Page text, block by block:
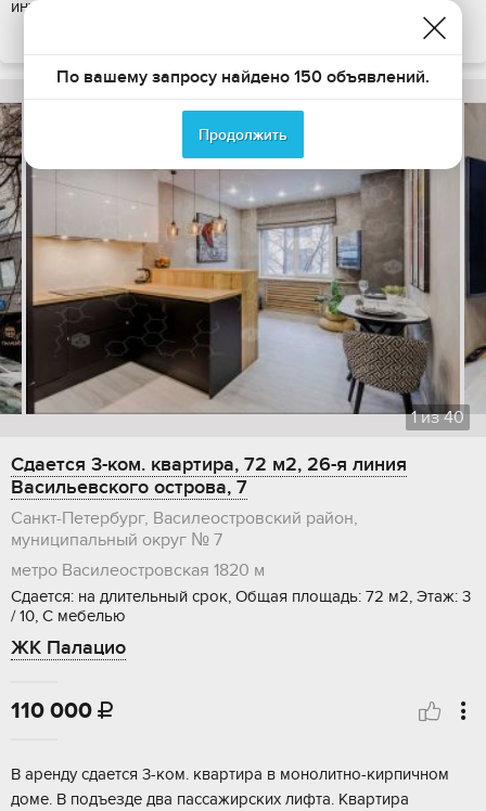
интернет.
1из40
Сдается 3-ком. квартира, 72 м2, 26-я линия
Васильевского острова, 7
Санкт-Петербург, Василеостровский район,
муниципальный округ № 7
метро Василеостровская 1820 м
Сдается: на длительный срок, Общая площадь: 72 м2, Этаж: 3
/ 10, С мебелью
ЖК Палацио
110 000 
В аренду сдается 3-ком. квартира в монолитно-кирпичном
доме. В подъезде два пассажирских лифта. Квартира
По вашему запросу найдено 150 объявлений.
Продолжить